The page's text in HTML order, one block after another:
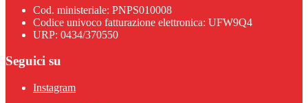
Cod. ministeriale: PNPS010008
Codice univoco fatturazione elettronica: UFW9Q4
URP: 0434/370550
Seguici su
Instagram